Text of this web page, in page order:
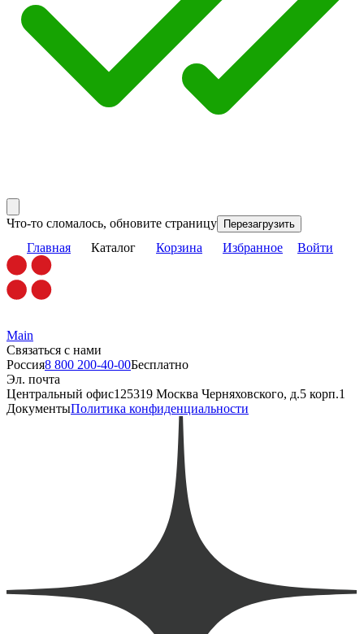
Что-то сломалось, обновите страницу Перезагрузить
Главная Каталог Корзина Избранное Войти
Main
Связаться с нами
Россия8 800 200-40-00Бесплатно
Эл. почта
Центральный офис125319 Москва Черняховского, д.5 корп.1
ДокументыПолитика конфиденциальности